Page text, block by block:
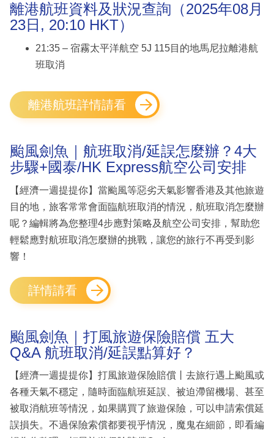
離港航班資料及狀況查詢（2025年08月
23日, 20:10 HKT）
21:35 – 宿霧太平洋航空 5J 115目的地馬尼拉離港航
班取消
離港航班詳情請看
颱風劍魚｜航班取消/延誤怎麼辦？4大
步驟+國泰/HK Express航空公司安排
【經濟一週提提你】當颱風等惡劣天氣影響香港及其他旅遊
目的地，旅客常常會面臨航班取消的情況，航班取消怎麼辦
呢？編輯將為您整理4步應對策略及航空公司安排，幫助您
輕鬆應對航班取消怎麼辦的挑戰，讓您的旅行不再受到影
響！
詳情請看
颱風劍魚｜打風旅遊保險賠償 五大
Q&A 航班取消/延誤點算好？
【經濟一週提提你】打風旅遊保險賠償丨去旅行遇上颱風或
各種天氣不穩定，隨時面臨航班延誤、被迫滯留機場、甚至
被取消航班等情況，如果購買了旅遊保險，可以申請索償延
誤損失。不過保險索償都要視乎情況，魔鬼在細節，即看編